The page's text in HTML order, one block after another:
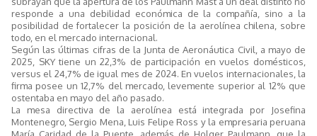
responde a una debilidad económica de la compañía, sino a la
posibilidad de fortalecer la posición de la aerolínea chilena, sobre
todo, en el mercado internacional.
Según las últimas cifras de la Junta de Aeronáutica Civil, a mayo de
2025, SKY tiene un 22,3% de participación en vuelos domésticos,
versus el 24,7% de igual mes de 2024. En vuelos internacionales, la
firma posee un 12,7% del mercado, levemente superior al 12% que
ostentaba en mayo del año pasado.
La mesa directiva de la aerolínea está integrada por Josefina
Montenegro, Sergio Mena, Luis Felipe Ross y la empresaria peruana
María Caridad de la Puente, además de Holger Paulmann, que la